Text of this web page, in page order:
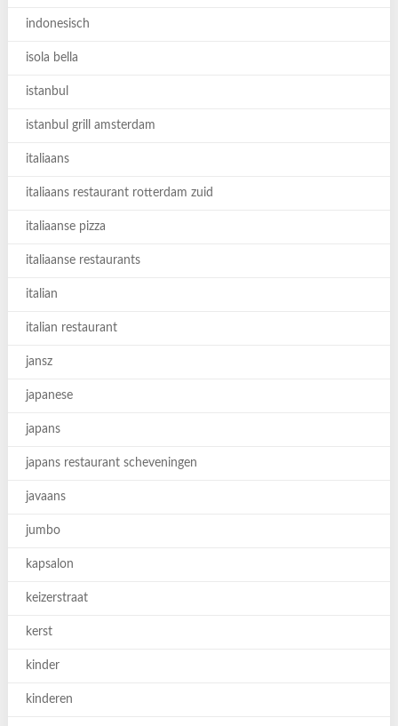
indonesisch
isola bella
istanbul
istanbul grill amsterdam
italiaans
italiaans restaurant rotterdam zuid
italiaanse pizza
italiaanse restaurants
italian
italian restaurant
jansz
japanese
japans
japans restaurant scheveningen
javaans
jumbo
kapsalon
keizerstraat
kerst
kinder
kinderen